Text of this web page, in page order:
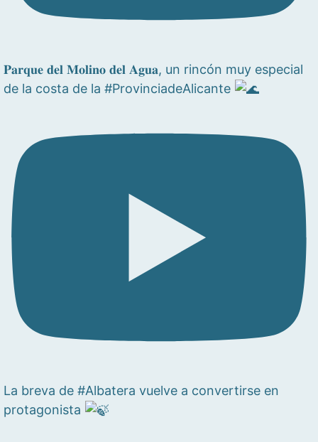
𝐏𝐚𝐫𝐪𝐮𝐞 𝐝𝐞𝐥 𝐌𝐨𝐥𝐢𝐧𝐨 𝐝𝐞𝐥 𝐀𝐠𝐮𝐚, un rincón muy especial
de la costa de la #ProvinciadeAlicante
La breva de #Albatera vuelve a convertirse en
protagonista